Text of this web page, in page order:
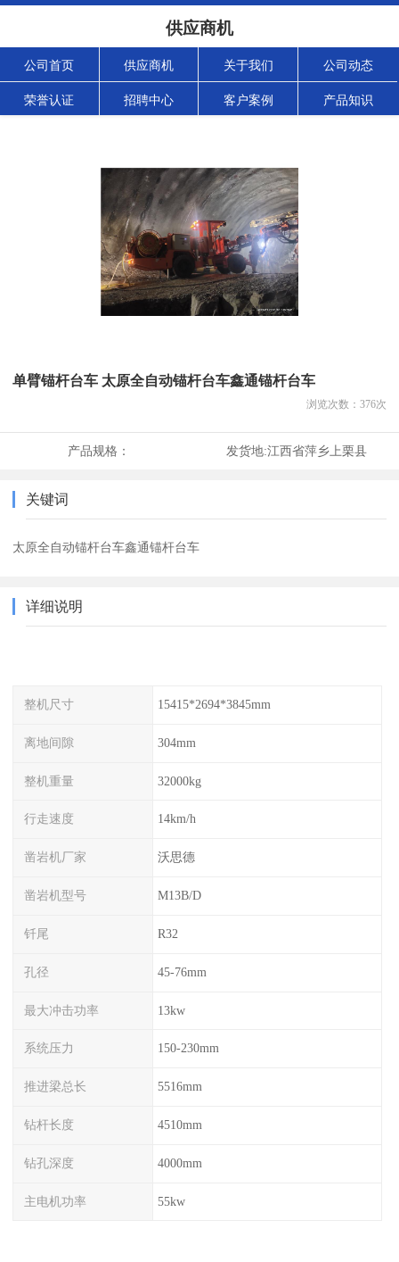
供应商机
公司首页 供应商机 关于我们 公司动态
荣誉认证 招聘中心 客户案例 产品知识
单臂锚杆台车 太原全自动锚杆台车鑫通锚杆台车
浏览次数： 376次
产品规格： 发货地:江西省萍乡上栗县
关键词
太原全自动锚杆台车鑫通锚杆台车
详细说明
整机尺寸 15415*2694*3845mm
离地间隙 304mm
整机重量 32000kg
行走速度 14km/h
凿岩机厂家 沃思德
凿岩机型号 M13B/D
钎尾 R32
孔径 45-76mm
最大冲击功率 13kw
系统压力 150-230mm
推进梁总长 5516mm
钻杆长度 4510mm
钻孔深度 4000mm
主电机功率 55kw